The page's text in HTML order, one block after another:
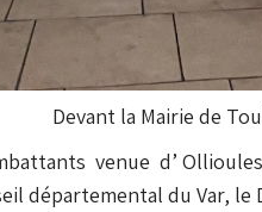
Devant la Mairie de
venue d’
départemental du Var,